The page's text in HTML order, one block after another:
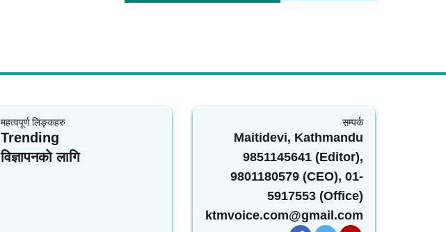
महत्वपूर्ण लिङ्कहरु
Trending
विज्ञापनकाे लागि
सम्पर्क
Maitidevi, Kathmandu
9851145641 (Editor),
9801180579 (CEO), 01-
5917553 (Office)
ktmvoice.com@gmail.com